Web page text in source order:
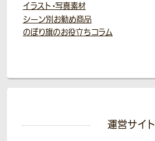
イラスト・写真素材
シーン別お勧め商品
のぼり旗のお役立ちコラム
運営サイト